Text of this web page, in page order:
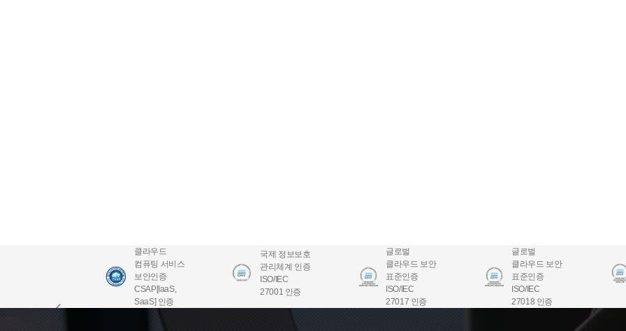
클라우드
컴퓨팅 서비스
보안인증
CSAP[IaaS,
SaaS] 인증
국제 정보보호
관리체계 인증
ISO/IEC
27001 인증
글로벌
클라우드 보안
표준인증
ISO/IEC
27017 인증
글로벌
클라우드 보안
표준인증
ISO/IEC
27018 인증